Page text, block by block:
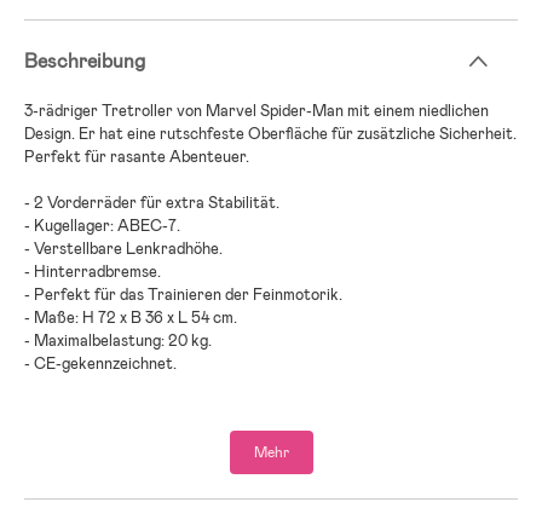
Beschreibung
3-rädriger Tretroller von Marvel Spider-Man mit einem niedlichen
Design. Er hat eine rutschfeste Oberfläche für zusätzliche Sicherheit.
Perfekt für rasante Abenteuer.
- 2 Vorderräder für extra Stabilität.
- Kugellager: ABEC-7.
- Verstellbare Lenkradhöhe.
- Hinterradbremse.
- Perfekt für das Trainieren der Feinmotorik.
- Maße: H 72 x B 36 x L 54 cm.
- Maximalbelastung: 20 kg.
- CE-gekennzeichnet.
- PP-Kunststoff, Aluminium, PVC-Kunststoff, Polyurethan.
Mehr